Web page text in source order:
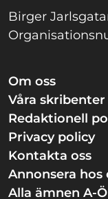
Birger
Om oss
Våra skribenter
Redaktionell
Privacy policy
Kontakta oss
Annonsera hos
Alla ämnen A-Ö